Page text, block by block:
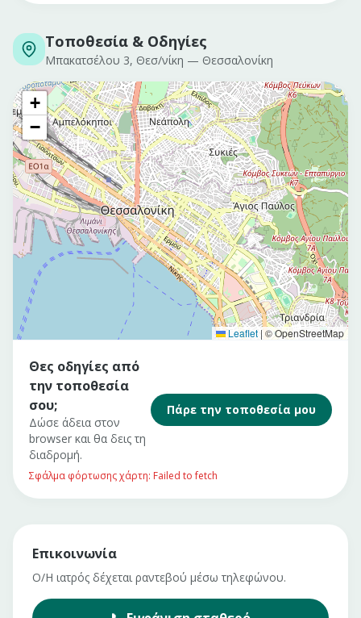
Τοποθεσία & Οδηγίες
Μπακατσέλου 3, Θεσ/νίκη — Θεσσαλονίκη
+
−
Leaflet |© OpenStreetMap
Θες οδηγίες από
την τοποθεσία
σου;
Δώσε άδεια στον
browser και θα δεις τη
διαδρομή.
Πάρε την τοποθεσία μου
Σφάλμα φόρτωσης χάρτη: Failed to fetch
Επικοινωνία
Ο/Η ιατρός δέχεται ραντεβού μέσω τηλεφώνου.